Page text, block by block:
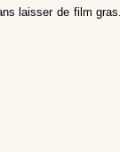
laisser de film